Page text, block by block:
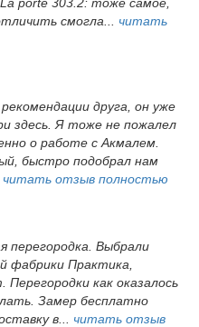
смогла... читать
друга, он уже
здесь. Я тоже не пожалел
о работе с Акмалем.
быстро подобрал нам
читать отзыв полностью
перегородка. Выбрали
фабрики Практика,
как оказалось
Замер бесплатно
в... читать отзыв